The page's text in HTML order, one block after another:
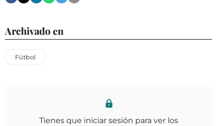
Archivado en
Fútbol
Tienes que iniciar sesión para ver los